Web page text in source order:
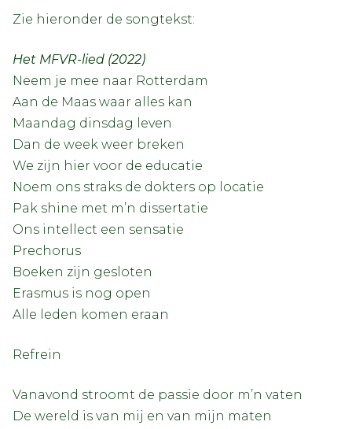
Zie hieronder de songtekst:
Het MFVR-lied (2022)
Neem je mee naar Rotterdam
Aan de Maas waar alles kan
Maandag dinsdag leven
Dan de week weer breken
We zijn hier voor de educatie
Noem ons straks de dokters op locatie
Pak shine met m’n dissertatie
Ons intellect een sensatie
Prechorus
Boeken zijn gesloten
Erasmus is nog open
Alle leden komen eraan
Refrein
Vanavond stroomt de passie door m’n vaten
De wereld is van mij en van mijn maten